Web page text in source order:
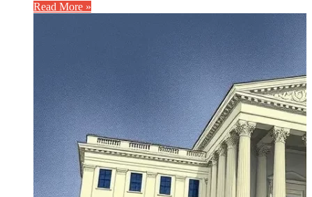
Read More »